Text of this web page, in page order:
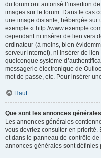
du forum ont autorisé l’insertion
images sur le forum. Dans le cas
une image distante, hébergée sur
exemple « http://
cependant ni insérer de lien vers
ordinateur (à moins, bien
serveur internet), ni insérer de
quelconque système
messagerie électronique de
mot de passe, etc. Pour insérer
Haut
Que sont les annonces
Les annonces générales
vous devriez consulter en
et dans le panneau de contrôle
annonces générales sont définies